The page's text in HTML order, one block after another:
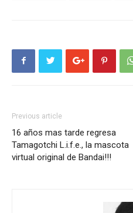
Previous article
16 años mas tarde regresa
Tamagotchi L.i.f.e., la mascota
virtual original de Bandai!!!